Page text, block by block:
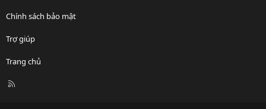
Chính sách bảo mật
Trợ giúp
Trang chủ
R